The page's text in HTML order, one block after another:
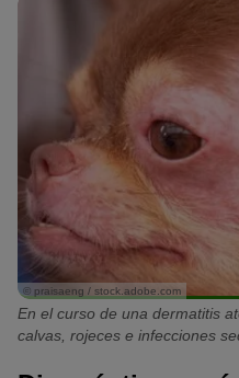
© praisaeng / stock.adobe.com
En el curso de una dermatitis
calvas, rojeces e infecciones